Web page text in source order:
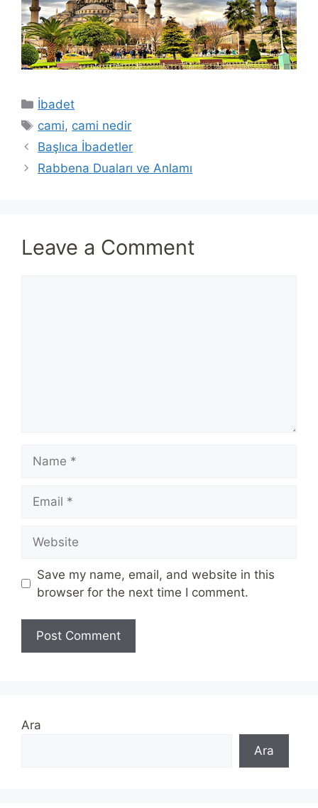
Categories
İbadet
Tags
cami, cami nedir
Başlıca İbadetler
Rabbena Duaları ve Anlamı
Leave a Comment
Save my name, email, and website in this
browser for the next time I comment.
Ara
Ara